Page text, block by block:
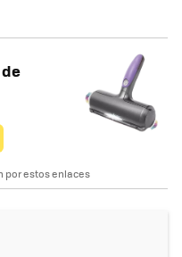
por estos enlaces